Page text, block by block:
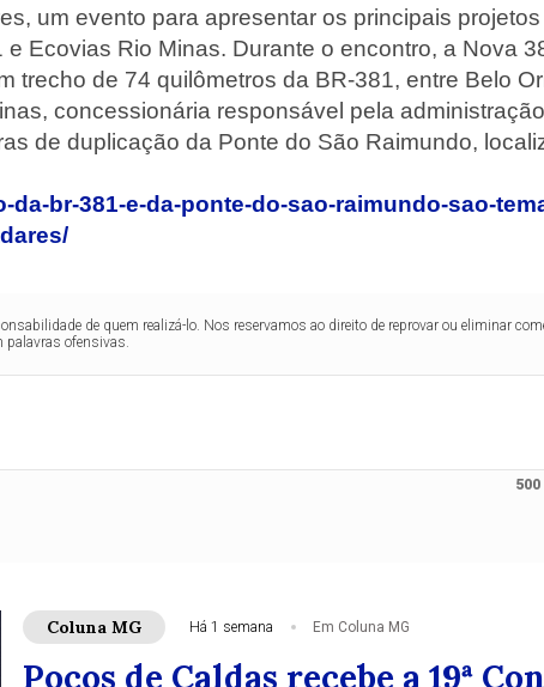
um evento para apresentar os principais
Ecovias Rio Minas. Durante o encontro, a Nova
trecho de 74 quilômetros da BR-381, entre Belo
concessionária responsável pela
de duplicação da Ponte do São Raimundo,
br-381-e-da-ponte-do-sao-raimundo-sao-
de quem realizá-lo. Nos reservamos ao direito de reprovar ou eliminar
ofensivas.
500
Coluna MG Há 1 semana Em Coluna MG
Poços de Caldas recebe a 19ª